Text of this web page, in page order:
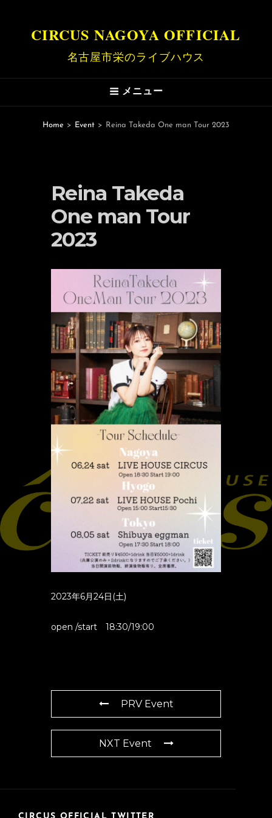
CIRCUS NAGOYA OFFICIAL
名古屋市栄のライブハウス
メニュー
Home > Event > Reina Takeda One man Tour 2023
Reina Takeda
One man Tour
2023
2023年6月24日(土)
open /start 18:30/19:00
PRV Event
NXT Event